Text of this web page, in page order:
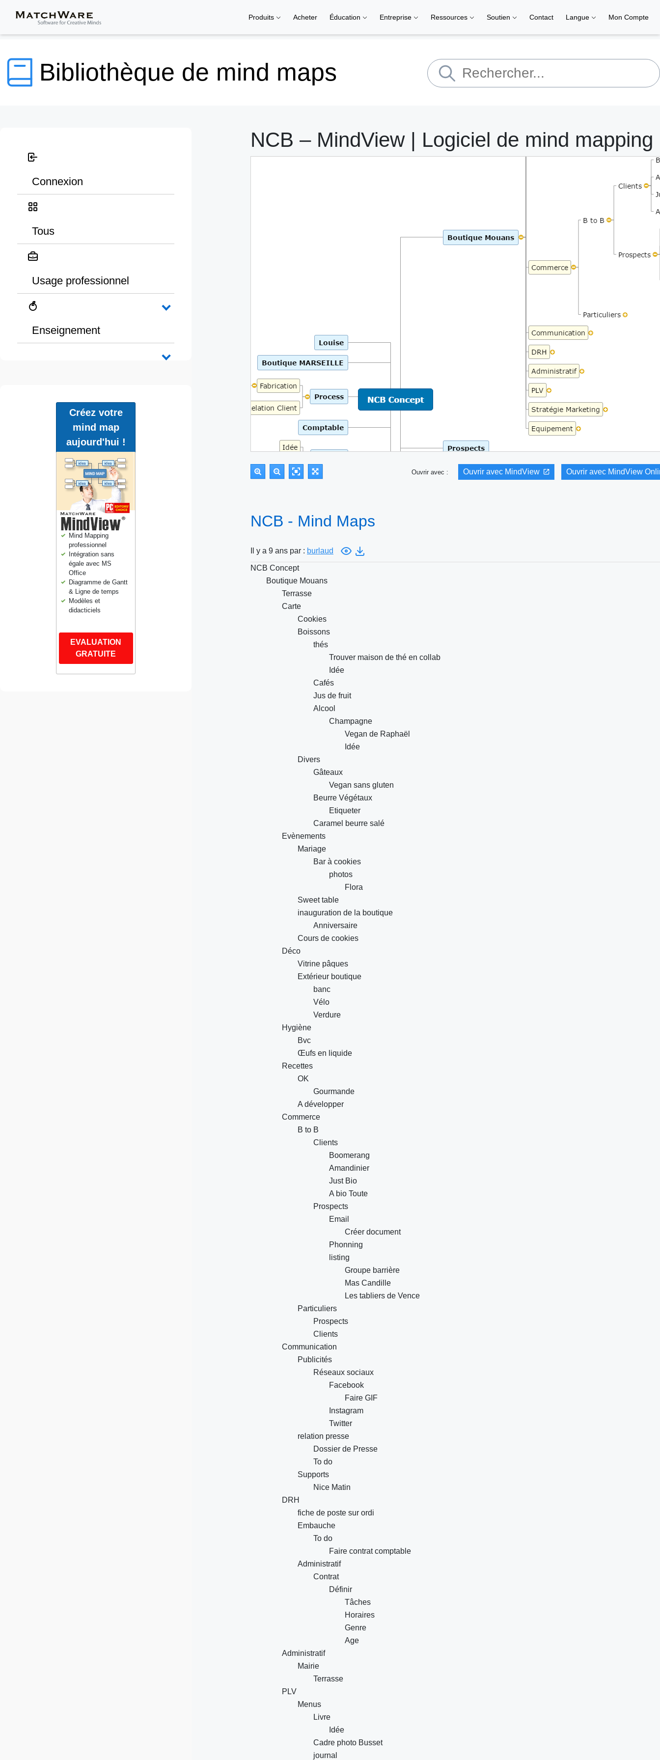
Produits Acheter Éducation Entreprise Ressources Soutien Contact Langue Mon Compte
Bibliothèque de mind maps
Connexion
Tous
Usage professionnel
Enseignement
Créez votre
mind map
aujourd'hui !
Mind Mapping
professionnel
Intégration sans
égale avec MS
Office
Diagramme de Gantt
& Ligne de temps
Modèles et
didacticiels
EVALUATION
GRATUITE
NCB – MindView | Logiciel de mind mapping
Ouvrir avec : Ouvrir avec MindView Ouvrir avec MindView
NCB - Mind Maps
Il y a 9 ans par : burlaud
NCB Concept
Boutique Mouans
Terrasse
Carte
Cookies
Boissons
thés
Trouver maison de thé en collab
Idée
Cafés
Jus de fruit
Alcool
Champagne
Vegan de Raphaël
Idée
Divers
Gâteaux
Vegan sans gluten
Beurre Végétaux
Etiqueter
Caramel beurre salé
Evènements
Mariage
Bar à cookies
photos
Flora
Sweet table
inauguration de la boutique
Anniversaire
Cours de cookies
Déco
Vitrine pâques
Extérieur boutique
banc
Vélo
Verdure
Hygiène
Bvc
Œufs en liquide
Recettes
OK
Gourmande
A développer
Commerce
B to B
Clients
Boomerang
Amandinier
Just Bio
A bio Toute
Prospects
Email
Créer document
Phonning
listing
Groupe barrière
Mas Candille
Les tabliers de Vence
Particuliers
Prospects
Clients
Communication
Publicités
Réseaux sociaux
Facebook
Faire GIF
Instagram
Twitter
relation presse
Dossier de Presse
To do
Supports
Nice Matin
DRH
fiche de poste sur ordi
Embauche
To do
Faire contrat comptable
Administratif
Contrat
Définir
Tâches
Horaires
Genre
Age
Administratif
Mairie
Terrasse
PLV
Menus
Livre
Idée
Cadre photo Busset
journal